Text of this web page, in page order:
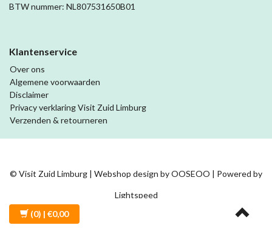
BTW nummer: NL807531650B01
Klantenservice
Over ons
Algemene voorwaarden
Disclaimer
Privacy verklaring Visit Zuid Limburg
Verzenden & retourneren
© Visit Zuid Limburg | Webshop design byOOSEOO | Powered by
Lightspeed
(0) | €0,00